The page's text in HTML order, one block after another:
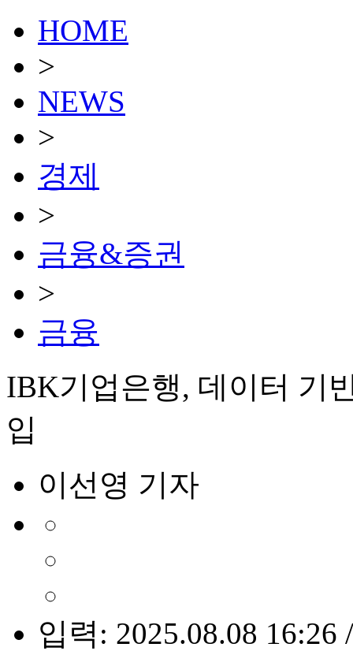
HOME
>
NEWS
>
경제
>
금융&증권
>
금융
IBK기업은행, 데이터 기
입
이선영 기자
입력: 2025.08.08 16:26